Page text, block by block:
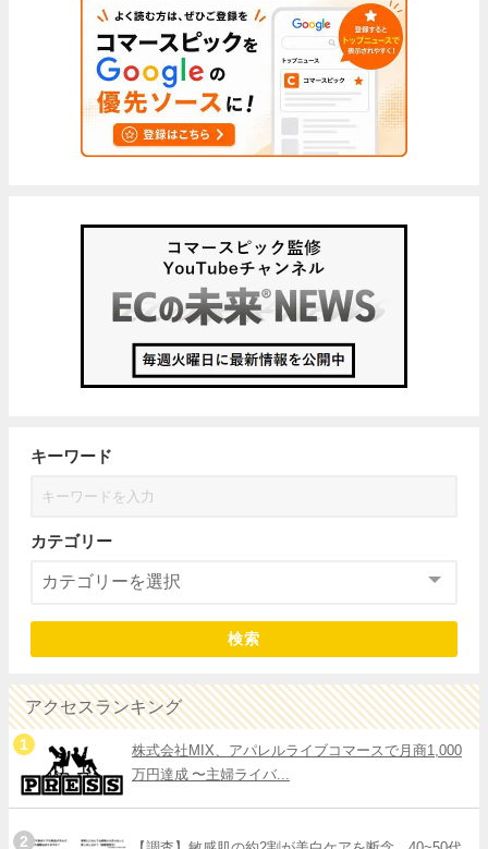
キーワード
カテゴリー
検索
アクセスランキング
株式会社MIX、アパレルライブコマースで月商1,000
万円達成 〜主婦ライバ...